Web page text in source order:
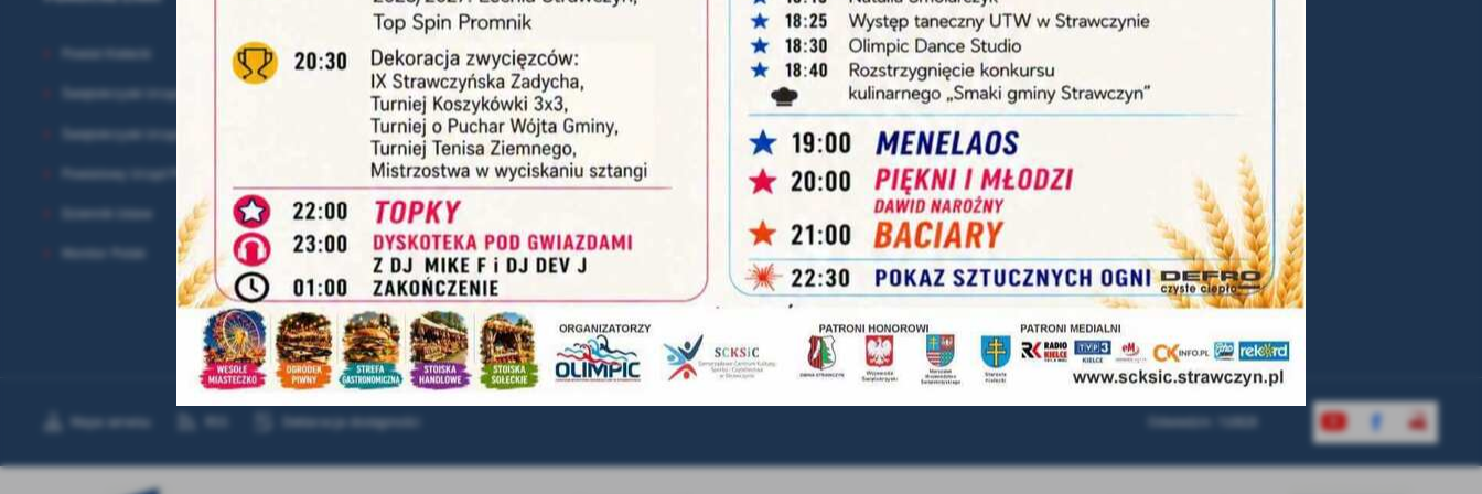
Promocyjne pliki cookies służą do prezentowania Ci naszych komunikatów na podstawie
analizy Twoich upodobań oraz Twoich zwyczajów dotyczących przeglądanej witryny
internetowej. Treści promocyjne mogą pojawić się na stronach podmiotów trzecich lub firm
będących naszymi partnerami oraz innych dostawców usług. Firmy te działają w charakterze
pośredników prezentujących nasze treści w postaci wiadomości, ofert, komunikatów mediów
społecznościowych.
Więcej
Powiat Kielecki
Świętokrzyski Urząd Wojewódzki
Świętokrzyski Urząd Marszałkowski
Powiatowy Urząd Pracy
Dziennik Ustaw
Monitor Polski
7:30 - 15:30
7:30 - 15:30
Środa 7:30 - 15:30
Czwartek 7:30 - 15:30
URZĄD GMINY STRAWCZYN
ul. Żeromskiego 16, 26-067 Strawczyn
+48 41 251 74 00
sekretariat@strawczyn.pl
FORMULARZ KONTAKTOWY
Mapa serwisu Deklaracja dostępności Odwiedzin: 710828